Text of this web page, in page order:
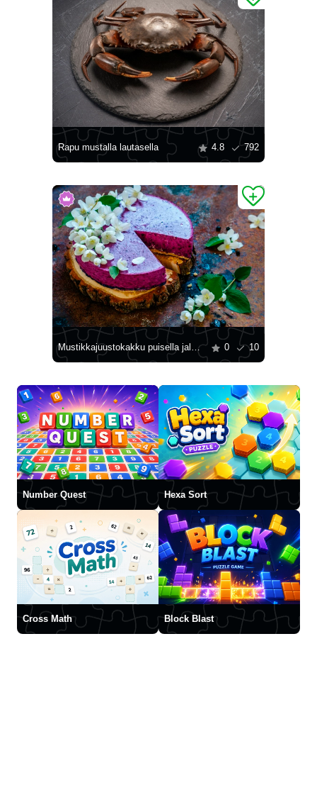
Rapu mustalla lautasella 4.8 792
Mustikkajuustokakku puisella jalustalla 0 10
Number Quest Hexa Sort
Cross Math Block Blast